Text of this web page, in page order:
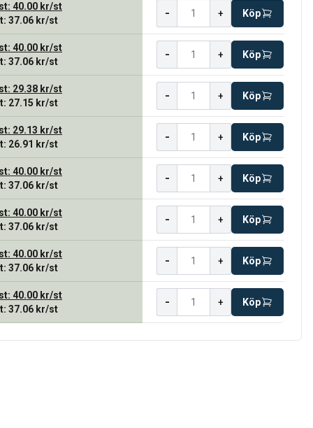
st: 40.00 kr/st
: 37.06 kr/st - + Köp
st: 40.00 kr/st
: 37.06 kr/st - + Köp
st: 29.38 kr/st
: 27.15 kr/st - + Köp
st: 29.13 kr/st
: 26.91 kr/st - + Köp
st: 40.00 kr/st
: 37.06 kr/st - + Köp
st: 40.00 kr/st
: 37.06 kr/st - + Köp
st: 40.00 kr/st
: 37.06 kr/st - + Köp
st: 40.00 kr/st
: 37.06 kr/st - + Köp